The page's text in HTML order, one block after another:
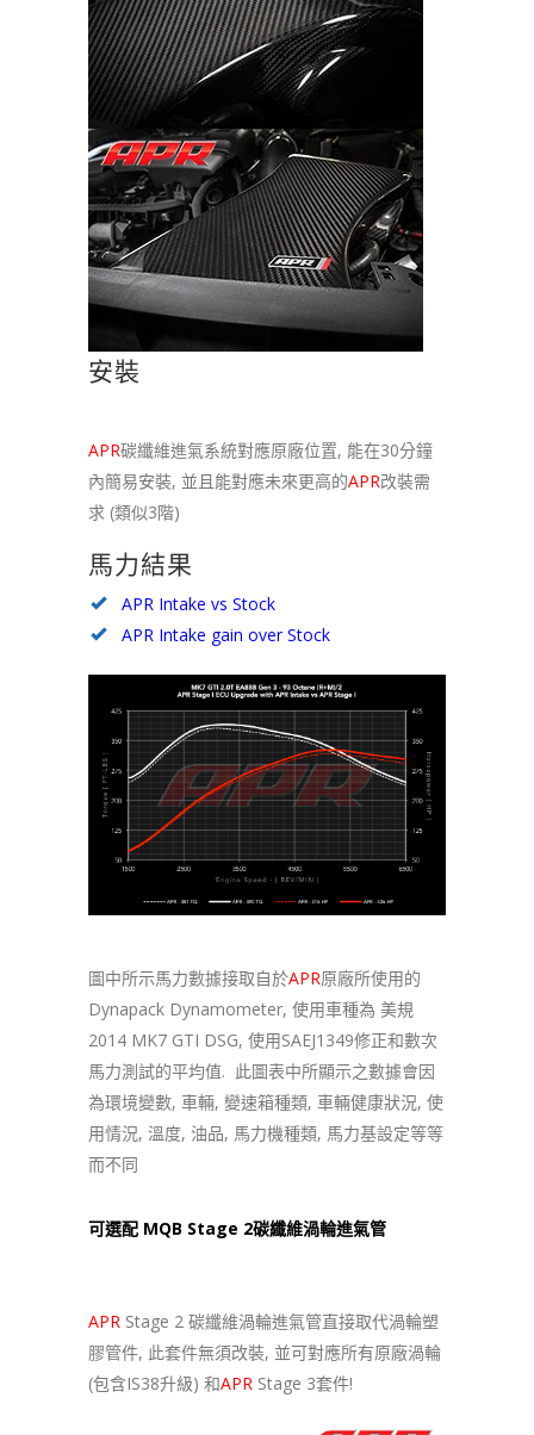
安裝
APR碳纖維進氣系統對應原廠位置, 能在30分鐘
內簡易安裝, 並且能對應未來更高的APR改裝需
求 (類似3階)
馬力結果
APR Intake vs Stock
APR Intake gain over Stock
圖中所示馬力數據接取自於APR原廠所使用的
Dynapack Dynamometer, 使用車種為 美規
2014 MK7 GTI DSG, 使用SAEJ1349修正和數次
馬力測試的平均值. 此圖表中所顯示之數據會因
為環境變數, 車輛, 變速箱種類, 車輛健康狀況, 使
用情況, 溫度, 油品, 馬力機種類, 馬力基設定等等
而不同
可選配 MQB Stage 2碳纖維渦輪進氣管
APR Stage 2 碳纖維渦輪進氣管直接取代渦輪塑
膠管件, 此套件無須改裝, 並可對應所有原廠渦輪
(包含IS38升級) 和APR Stage 3套件!